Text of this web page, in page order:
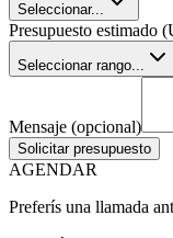
Seleccionar...
Presupuesto estimado
Seleccionar rango...
Mensaje (opcional)
Solicitar presupuesto
AGENDAR
Preferís una llamada